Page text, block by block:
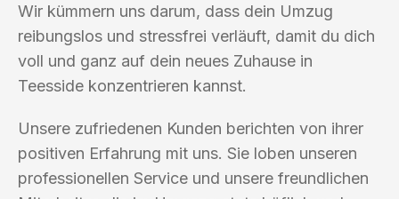
Wir kümmern uns darum, dass dein Umzug
reibungslos und stressfrei verläuft, damit du dich
voll und ganz auf dein neues Zuhause in
Teesside konzentrieren kannst.
Unsere zufriedenen Kunden berichten von ihrer
positiven Erfahrung mit uns. Sie loben unseren
professionellen Service und unsere freundlichen